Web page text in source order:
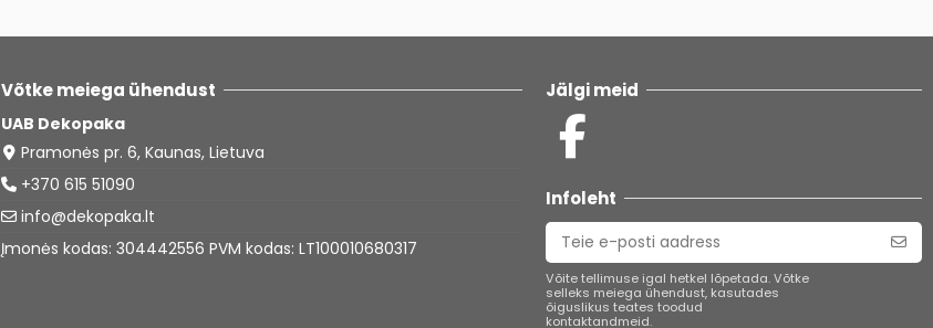
Võtke meiega ühendust
UAB Dekopaka
Pramonės pr. 6, Kaunas, Lietuva
+370 615 51090
info@dekopaka.lt
Įmonės kodas: 304442556 PVM kodas: LT100010680317
Jälgi meid
Infoleht
Võite tellimuse igal hetkel lõpetada. Võtke
selleks meiega ühendust, kasutades
õiguslikus teates toodud
kontaktandmeid.